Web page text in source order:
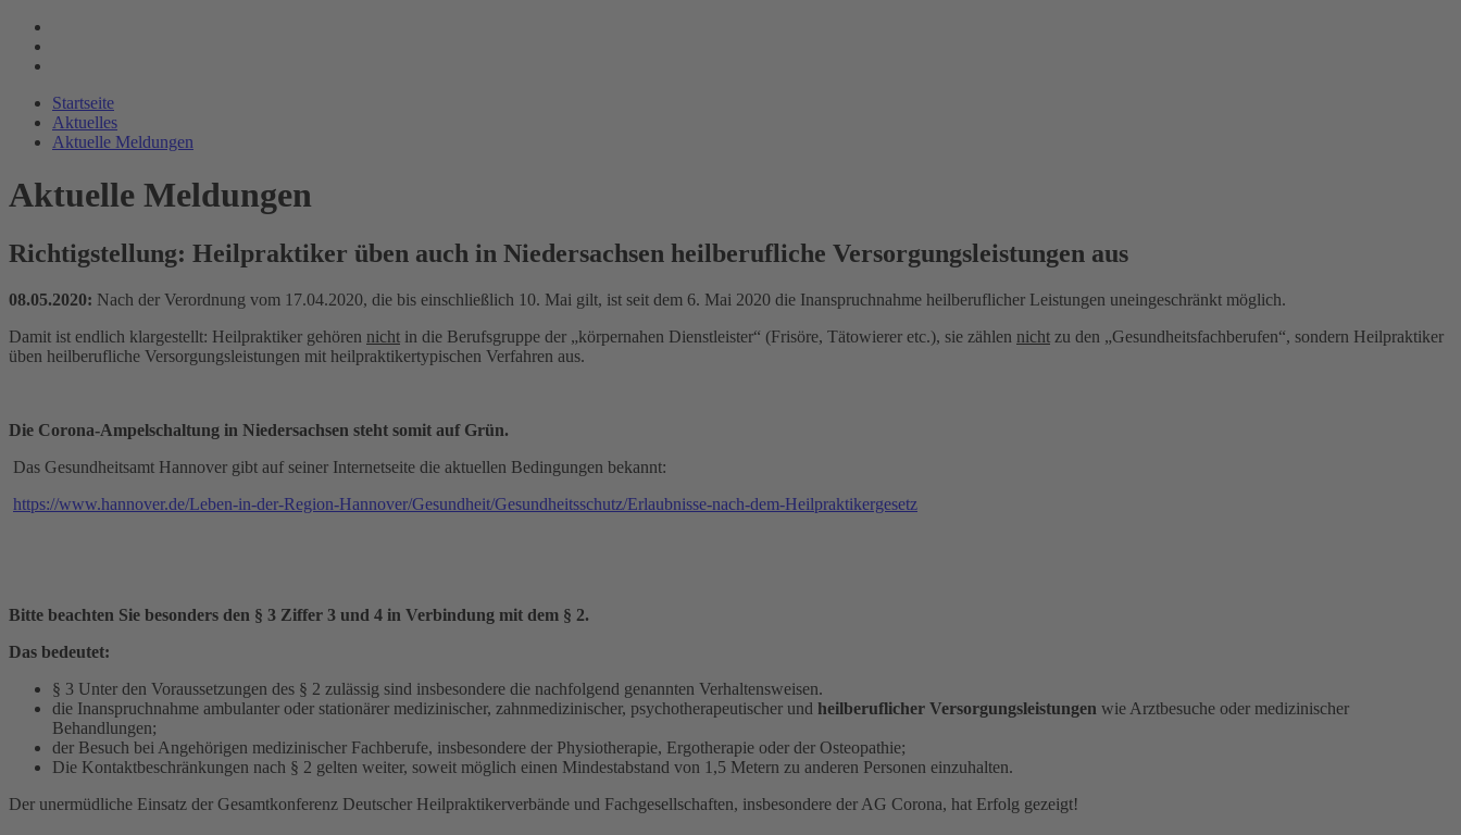
Startseite
Aktuelles
Aktuelle Meldungen
Aktuelle Meldungen
Richtigstellung: Heilpraktiker üben auch in Niedersachsen heilberufliche Versorgungsleistungen aus
08.05.2020: Nach der Verordnung vom 17.04.2020, die bis einschließlich 10. Mai gilt, ist seit dem 6. Mai 2020 die Inanspruchnahme heilberuflicher Leistungen uneingeschränkt möglich.
Damit ist endlich klargestellt: Heilpraktiker gehören nicht in die Berufsgruppe der „körpernahen Dienstleister“ (Frisöre, Tätowierer etc.), sie zählen nicht zu den „Gesundheitsfachberufen“, sondern Heilpraktiker
üben heilberufliche Versorgungsleistungen mit heilpraktikertypischen Verfahren aus.
Die Corona-Ampelschaltung in Niedersachsen steht somit auf Grün.
Das Gesundheitsamt Hannover gibt auf seiner Internetseite die aktuellen Bedingungen bekannt:
https://www.hannover.de/Leben-in-der-Region-Hannover/Gesundheit/Gesundheitsschutz/Erlaubnisse-nach-dem-Heilpraktikergesetz
Bitte beachten Sie besonders den § 3 Ziffer 3 und 4 in Verbindung mit dem § 2.
Das bedeutet:
§ 3 Unter den Voraussetzungen des § 2 zulässig sind insbesondere die nachfolgend genannten Verhaltensweisen.
die Inanspruchnahme ambulanter oder stationärer medizinischer, zahnmedizinischer, psychotherapeutischer und heilberuflicher Versorgungsleistungen wie Arztbesuche oder medizinischer
Behandlungen;
der Besuch bei Angehörigen medizinischer Fachberufe, insbesondere der Physiotherapie, Ergotherapie oder der Osteopathie;
Die Kontaktbeschränkungen nach § 2 gelten weiter, soweit möglich einen Mindestabstand von 1,5 Metern zu anderen Personen einzuhalten.
Der unermüdliche Einsatz der Gesamtkonferenz Deutscher Heilpraktikerverbände und Fachgesellschaften, insbesondere der AG Corona, hat Erfolg gezeigt!